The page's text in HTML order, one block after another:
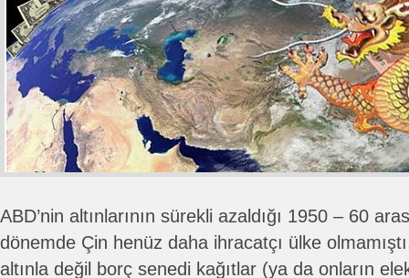
ABD’nin altınlarının sürekli azaldığı 1950 – 60
dönemde Çin henüz daha ihracatçı ülke
altınla değil borç senedi kağıtlar (ya da onların